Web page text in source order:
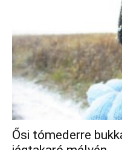
Ősi tómederre